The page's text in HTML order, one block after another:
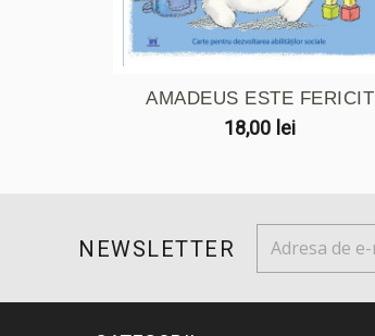
AMADEUS ESTE FERICIT
18,00 lei
NEWSLETTER